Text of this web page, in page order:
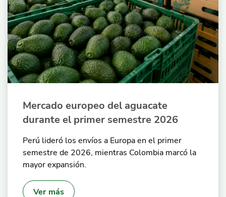
Mercado europeo del aguacate
durante el primer semestre 2026
Perú lideró los envíos a Europa en el primer
semestre de 2026, mientras Colombia marcó la
mayor expansión.
Ver más